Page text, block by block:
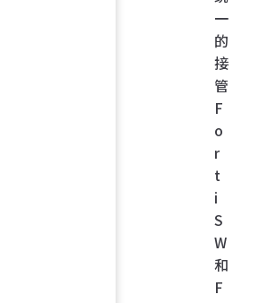
一
的
接
管
F
o
r
t
i
S
W
和
F